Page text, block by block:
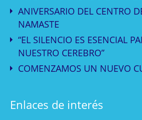
ANIVERSARIO DEL CENTRO
NAMASTE
“EL SILENCIO ES ESENCIAL
NUESTRO CEREBRO”
COMENZAMOS UN NUEVO
Enlaces de interés